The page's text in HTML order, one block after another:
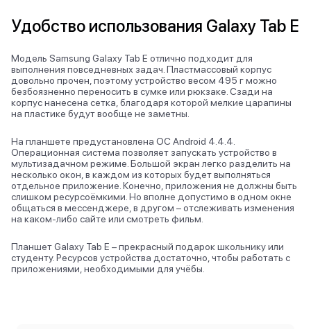
Удобство использования Galaxy Tab E
Модель Samsung Galaxy Tab E отлично подходит для
выполнения повседневных задач. Пластмассовый корпус
довольно прочен, поэтому устройство весом 495 г можно
безбоязненно переносить в сумке или рюкзаке. Сзади на
корпус нанесена сетка, благодаря которой мелкие царапины
на пластике будут вообще не заметны.
На планшете предустановлена ОС Android 4.4.4.
Операционная система позволяет запускать устройство в
мультизадачном режиме. Большой экран легко разделить на
несколько окон, в каждом из которых будет выполняться
отдельное приложение. Конечно, приложения не должны быть
слишком ресурсоёмкими. Но вполне допустимо в одном окне
общаться в мессенджере, в другом – отслеживать изменения
на каком-либо сайте или смотреть фильм.
Планшет Galaxy Tab E – прекрасный подарок школьнику или
студенту. Ресурсов устройства достаточно, чтобы работать с
приложениями, необходимыми для учёбы.